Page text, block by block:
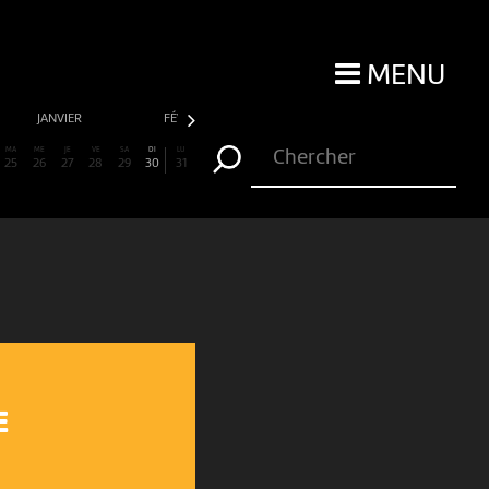
MENU
JANVIER FÉVRIER
MA
25
ME
26
JE
27
VE
28
SA
29
DI
30
LU
31